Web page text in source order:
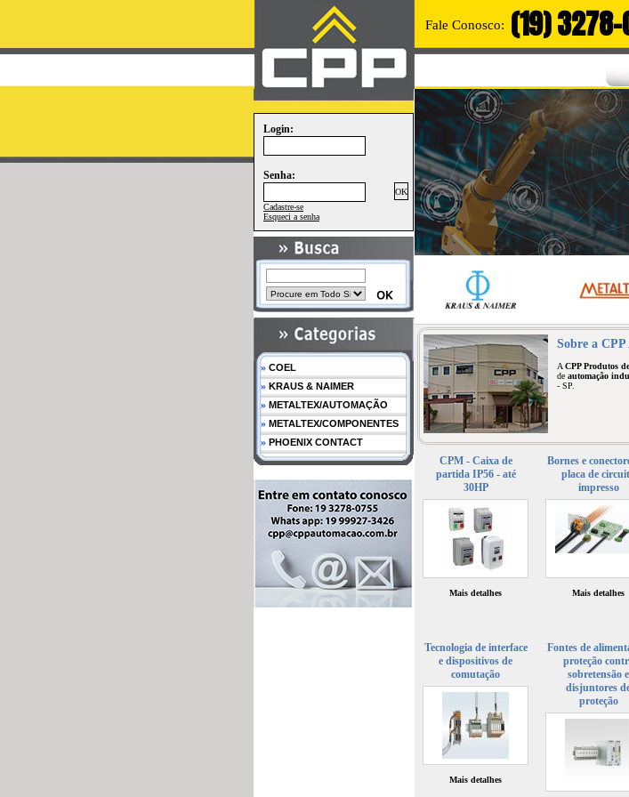
Fale Conosco: (19)
Login:
Senha:
Cadastre-se
Esqueci a senha
» COEL
» KRAUS & NAIMER
» METALTEX/AUTOMAÇÃO
» METALTEX/COMPONENTES
» PHOENIX CONTACT
Sobre a
A CPP Produtos
de automação
- SP.
CPM - Caixa de
partida IP56 - até
30HP
Mais detalhes
Bornes e
placa de
impresso
Mais detalhes
Tecnologia de interface
e dispositivos de
comutação
Mais detalhes
Fontes de
proteção
sobretensão e
disjuntores
proteção